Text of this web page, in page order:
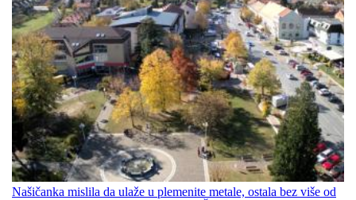
Našičanka mislila da ulaže u plemenite metale, ostala bez više od